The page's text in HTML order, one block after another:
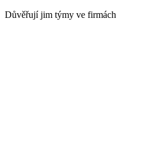
Důvěřují jim týmy ve firmách